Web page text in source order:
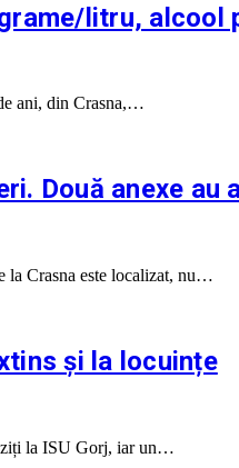
litru, alcool
ani, din Crasna,…
Două anexe au
la Crasna este localizat, nu…
și la locuințe
la ISU Gorj, iar un…